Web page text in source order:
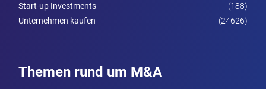
Start-up Investments
(188)
Unternehmen kaufen
(24626)
Themen rund um M&A